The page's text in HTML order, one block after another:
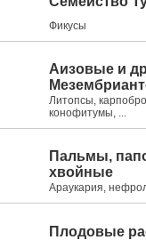
Фикусы
Аизовые и
Литопсы,
конофитумы, ...
Пальмы,
хвойные
Араукария,
Плодовые